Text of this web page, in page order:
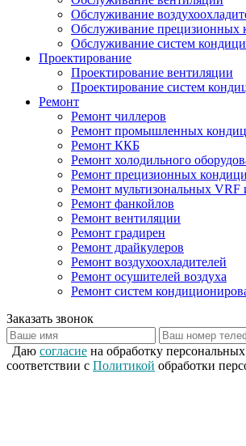
Обслуживание
Обслуживание прецизионных
Обслуживание систем
Проектирование
Проектирование вентиляции
Проектирование систем
Ремонт
Ремонт чиллеров
Ремонт промышленных
Ремонт ККБ
Ремонт холодильного
Ремонт прецизионных
Ремонт мультизональных VRF
Ремонт фанкойлов
Ремонт вентиляции
Ремонт градирен
Ремонт драйкулеров
Ремонт воздухоохладителей
Ремонт осушителей воздуха
Ремонт систем
Заказать звонок
Даю согласие на обработку
соответствии с Политикой обработки